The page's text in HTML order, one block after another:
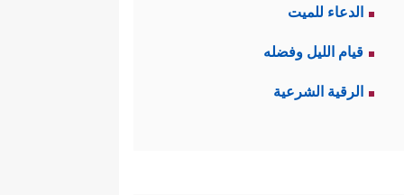
الدعاء للميت
قيام الليل وفضله
الرقية الشرعية